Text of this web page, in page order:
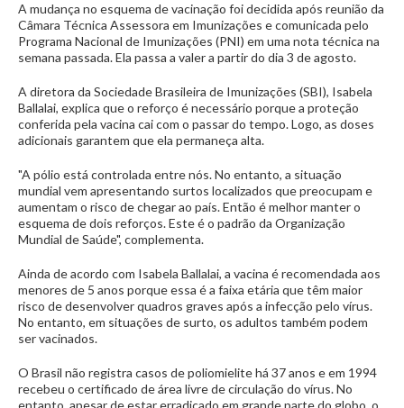
A mudança no esquema de vacinação foi decidida após reunião da
Câmara Técnica Assessora em Imunizações e comunicada pelo
Programa Nacional de Imunizações (PNI) em uma nota técnica na
semana passada. Ela passa a valer a partir do dia 3 de agosto.
A diretora da Sociedade Brasileira de Imunizações (SBI), Isabela
Ballalai, explica que o reforço é necessário porque a proteção
conferida pela vacina cai com o passar do tempo. Logo, as doses
adicionais garantem que ela permaneça alta.
"A pólio está controlada entre nós. No entanto, a situação
mundial vem apresentando surtos localizados que preocupam e
aumentam o risco de chegar ao país. Então é melhor manter o
esquema de dois reforços. Este é o padrão da Organização
Mundial de Saúde", complementa.
Ainda de acordo com Isabela Ballalai, a vacina é recomendada aos
menores de 5 anos porque essa é a faixa etária que têm maior
risco de desenvolver quadros graves após a infecção pelo vírus.
No entanto, em situações de surto, os adultos também podem
ser vacinados.
O Brasil não registra casos de poliomielite há 37 anos e em 1994
recebeu o certificado de área livre de circulação do vírus. No
entanto, apesar de estar erradicado em grande parte do globo, o